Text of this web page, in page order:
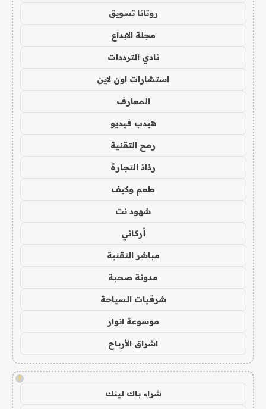
روتانا تسويق
مجلة الابداع
نادي الترددات
استشارات اون لاين
المعارف
هيدب فيديو
رمح التقنية
رذاذ التجارة
طعم وكيف
شهود نت
أركاني
مباشر التقنية
مدونة صحبة
شرقيات السياحة
موسوعة انوار
اشراق الأرباح
!
شراء باك لينك